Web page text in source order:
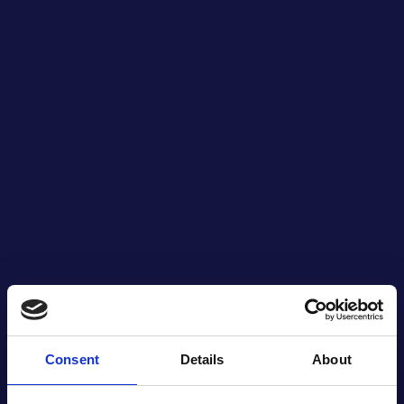
Consent Details About